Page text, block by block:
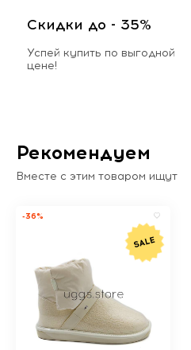
Скидки до - 35%
Успей купить по выгодной
цене!
Рекомендуем
Вместе с этим товаром ищут
-36%